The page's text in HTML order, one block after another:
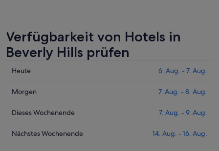
Verfügbarkeit von Hotels in
Beverly Hills prüfen
Prüfe
Preise
Beverly
heute
Heute 6. Aug. - 7. Aug.
Prüfe
Preise
Beverly
Morgen 7. Aug. - 8. Aug.
Prüfe
Preise
Dieses Wochenende 7. Aug. - 9. Aug.
Prüfe
Nächstes Wochenende 14. Aug. - 16. Aug.